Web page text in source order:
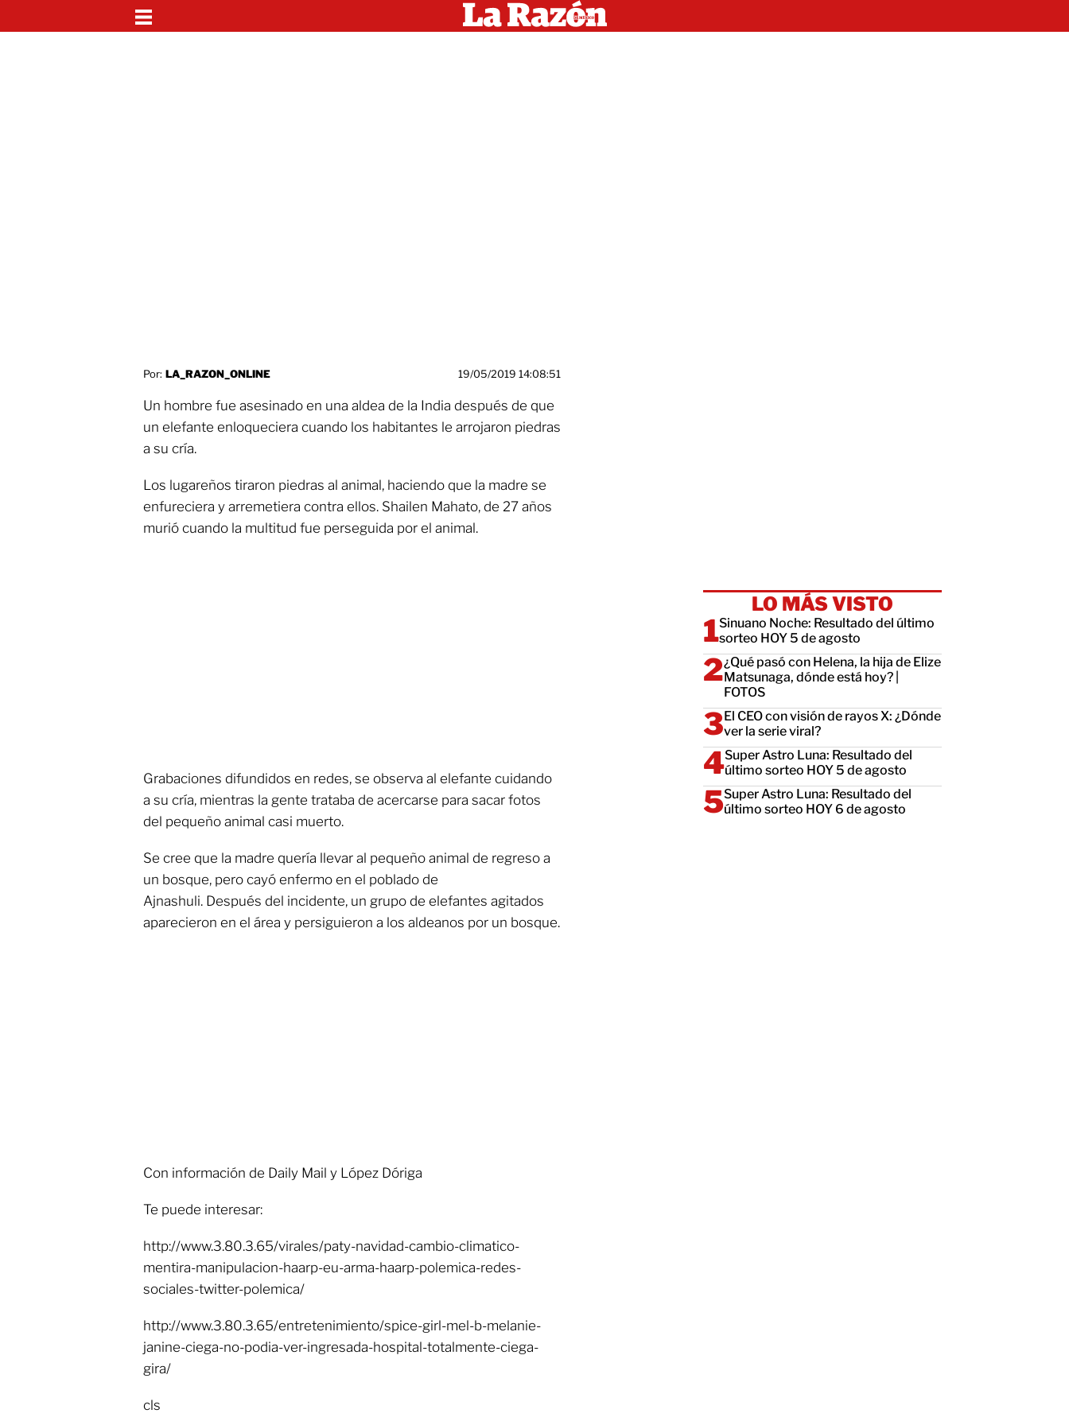
Por: LA_RAZON_ONLINE 19/05/2019 14:08:51
Un hombre fue asesinado en una aldea de la India después de que
un elefante enloqueciera cuando los habitantes le arrojaron piedras
a su cría.
Los lugareños tiraron piedras al animal, haciendo que la madre se
enfureciera y arremetiera contra ellos. Shailen Mahato, de 27 años
murió cuando la multitud fue perseguida por el animal.
Grabaciones difundidos en redes, se observa al elefante cuidando
a su cría, mientras la gente trataba de acercarse para sacar fotos
del pequeño animal casi muerto.
Se cree que la madre quería llevar al pequeño animal de regreso a
un bosque, pero cayó enfermo en el poblado de
Ajnashuli. Después del incidente, un grupo de elefantes agitados
aparecieron en el área y persiguieron a los aldeanos por un bosque.
Con información de Daily Mail y López Dóriga
Te puede interesar:
http://www.3.80.3.65/virales/paty-navidad-cambio-climatico-
mentira-manipulacion-haarp-eu-arma-haarp-polemica-redes-
sociales-twitter-polemica/
http://www.3.80.3.65/entretenimiento/spice-girl-mel-b-melanie-
janine-ciega-no-podia-ver-ingresada-hospital-totalmente-ciega-
gira/
cls
LO MÁS VISTO
Sinuano Noche: Resultado del último
sorteo HOY 5 de agosto
¿Qué pasó con Helena, la hija de Elize
Matsunaga, dónde está hoy? |
FOTOS
El CEO con visión de rayos X: ¿Dónde
ver la serie viral?
Super Astro Luna: Resultado del
último sorteo HOY 5 de agosto
Super Astro Luna: Resultado del
último sorteo HOY 6 de agosto